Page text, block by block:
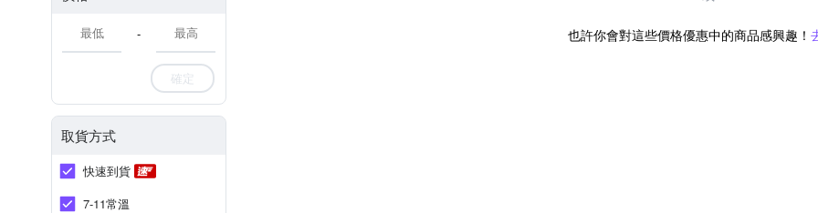
-
確定
取貨方式
快速到貨
7-11常溫
也許你會對這些價格優惠中的商品感興趣！